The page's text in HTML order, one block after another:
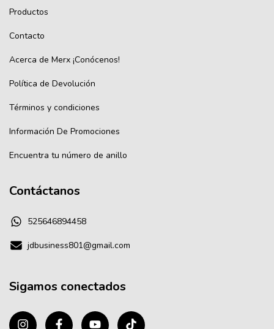
Productos
Contacto
Acerca de Merx ¡Conócenos!
Política de Devolución
Términos y condiciones
Información De Promociones
Encuentra tu número de anillo
Contáctanos
525646894458
jdbusiness801@gmail.com
Sigamos conectados